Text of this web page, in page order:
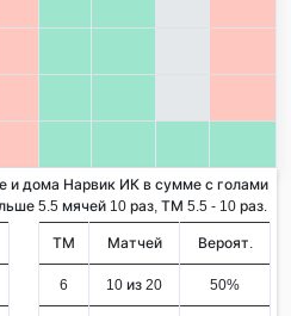
и дома Нарвик ИК в сумме с голами
5.5 мячей 10 раз, ТМ 5.5 - 10 раз.
ТМ Матчей Вероят.
6 10 из 20 50%